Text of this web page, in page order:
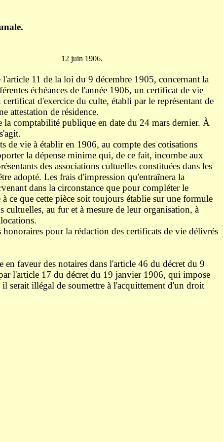
11 de la loi du 9 décembre 1905, concernant la
échéances de l'année 1906, un certificat de vie
d'exercice du culte, établi par le représentant de
attestation de résidence.
comptabilité publique en date du 24 mars dernier. À
vie à établir en 1906, au compte des cotisations
la dépense minime qui, de ce fait, incombe aux
des associations cultuelles constituées dans les
adopté. Les frais d'impression qu'entraînera la
dans la circonstance que pour compléter le
ce que cette pièce soit toujours établie sur une formule
au fur et à mesure de leur organisation, à
pour la rédaction des certificats de vie délivrés
faveur des notaires dans l'article 46 du décret du 9
l'article 17 du décret du 19 janvier 1906, qui impose
serait illégal de soumettre à l'acquittement d'un droit